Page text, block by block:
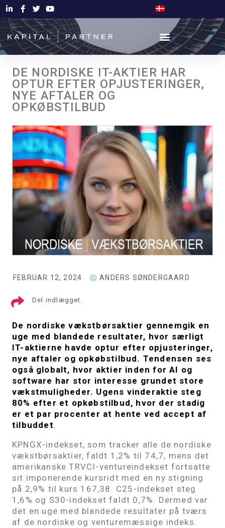
DE NORDISKE IT-AKTIER HAR
OPTUR EFTER OPJUSTERINGER,
NYE AFTALER OG
OPKØBSTILBUD
FEBRUAR 12, 2024 ANDERS SØNDERGAARD
Del indlægget.
De nordiske vækstbørsaktier gennemgik en
uge med blandede resultater, hvor særligt
IT-aktierne havde optur efter opjusteringer,
nye aftaler og opkøbstilbud. Tendensen ses
også globalt, hvor aktier inden for AI og
software har stor interesse grundet store
vækstmuligheder. Ugens vinderaktie steg
80% efter et opkøbstilbud, hvor der stadig
er et par procenter at hente ved accept af
tilbuddet.
KPNGX-indekset, som tracker alle de nordiske
vækstbørsaktier, faldt 1,2% til 74,7, mens det
amerikanske TRVCI-ventureindekset fortsatte
sit imponerende kursridt med en ny stigning
på 2,9% til kurs 167,38. C25-indekset steg
1,6% og S30-indekset faldt 0,7%. Dermed var
det en uge med blandede resultater på tværs
af de nordiske og venturemæssige indeks.